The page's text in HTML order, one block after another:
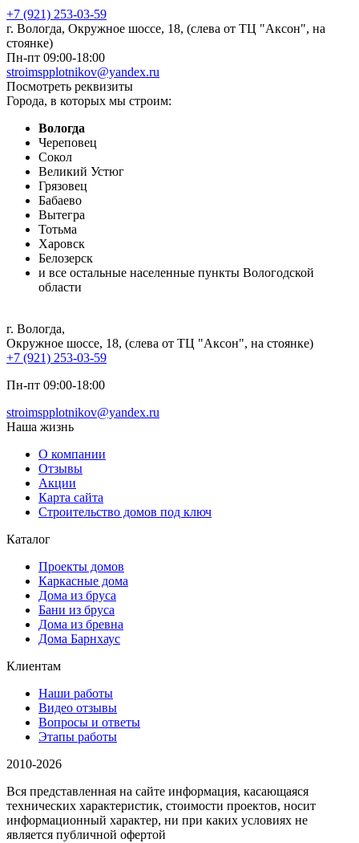
+7 (921) 253-03-59
г. Вологда, Окружное шоссе, 18, (слева от ТЦ "Аксон", на
стоянке)
Пн-пт 09:00-18:00
stroimspplotnikov@yandex.ru
Посмотреть реквизиты
Города, в которых мы строим:
Вологда
Череповец
Сокол
Великий Устюг
Грязовец
Бабаево
Вытегра
Тотьма
Харовск
Белозерск
и все остальные населенные пункты Вологодской
области
г. Вологда,
Окружное шоссе, 18, (слева от ТЦ "Аксон", на стоянке)
+7 (921) 253-03-59
Пн-пт 09:00-18:00
stroimspplotnikov@yandex.ru
Наша жизнь
О компании
Отзывы
Акции
Карта сайта
Строительство домов под ключ
Каталог
Проекты домов
Каркасные дома
Дома из бруса
Бани из бруса
Дома из бревна
Дома Барнхаус
Клиентам
Наши работы
Видео отзывы
Вопросы и ответы
Этапы работы
2010-2026
Вся представленная на сайте информация, касающаяся
технических характеристик, стоимости проектов, носит
информационный характер, ни при каких условиях не
является публичной офертой